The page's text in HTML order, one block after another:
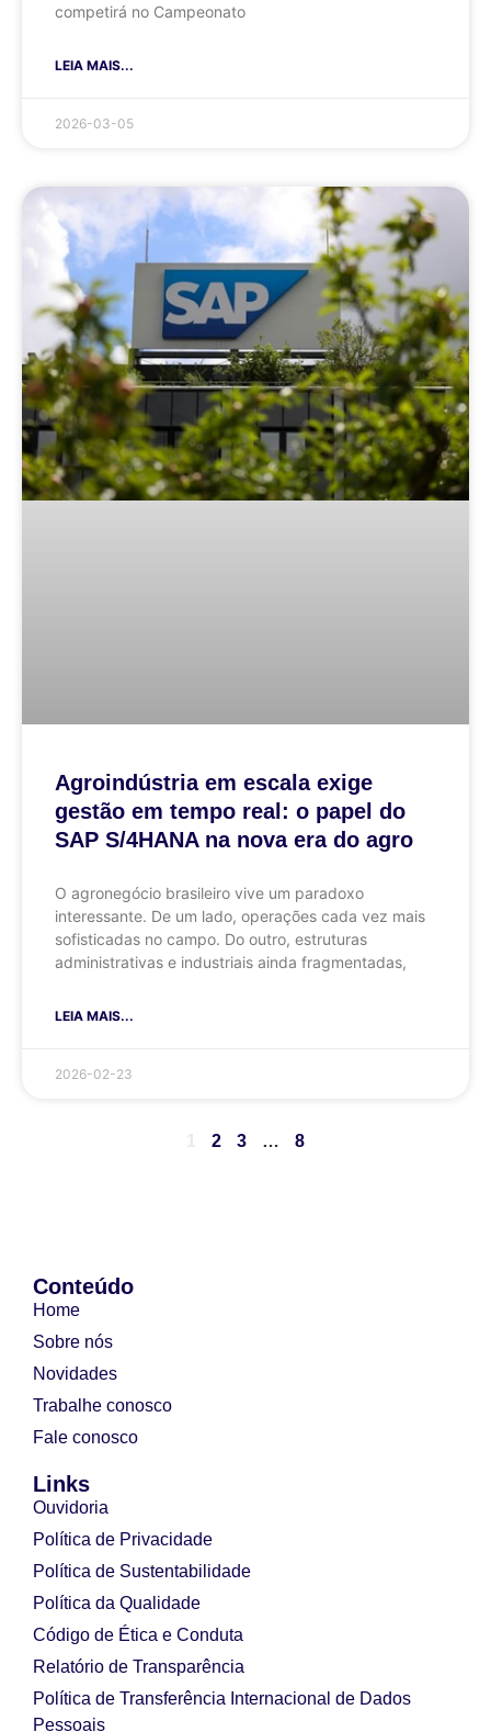
competirá no Campeonato
LEIA MAIS...
2026-03-05
Agroindústria em escala exige
gestão em tempo real: o papel do
SAP S/4HANA na nova era do agro
O agronegócio brasileiro vive um paradoxo
interessante. De um lado, operações cada vez mais
sofisticadas no campo. Do outro, estruturas
administrativas e industriais ainda fragmentadas,
LEIA MAIS...
2026-02-23
2 3 … 8
Conteúdo
Home
Sobre nós
Novidades
Trabalhe conosco
Fale conosco
Links
Ouvidoria
Política de Privacidade
Política de Sustentabilidade
Política da Qualidade
Código de Ética e Conduta
Relatório de Transparência
Política de Transferência Internacional de Dados
Pessoais